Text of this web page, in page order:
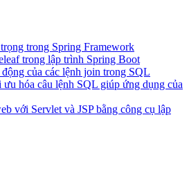
trong Spring Framework
trong lập trình Spring Boot
của các lệnh join trong SQL
hóa câu lệnh SQL giúp ứng dụng của
với Servlet và JSP bằng công cụ lập